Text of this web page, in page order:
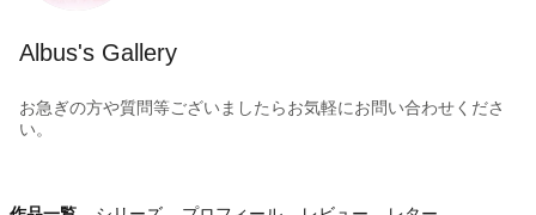
Albus's Gallery
お急ぎの方や質問等ございましたらお気軽にお問い合わせくださ
い。